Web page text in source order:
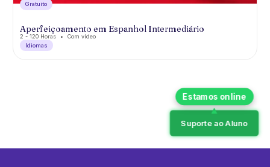
Gratuíto
Aperfeiçoamento em Espanhol Intermediário
2 - 120 Horas
Com vídeo
Idiomas
Suporte ao Aluno